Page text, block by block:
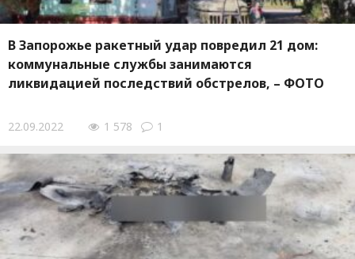
В Запорожье ракетный удар повредил 21 дом:
коммунальные службы занимаются
ликвидацией последствий обстрелов, – ФОТО
22.09.2022 1 578 1